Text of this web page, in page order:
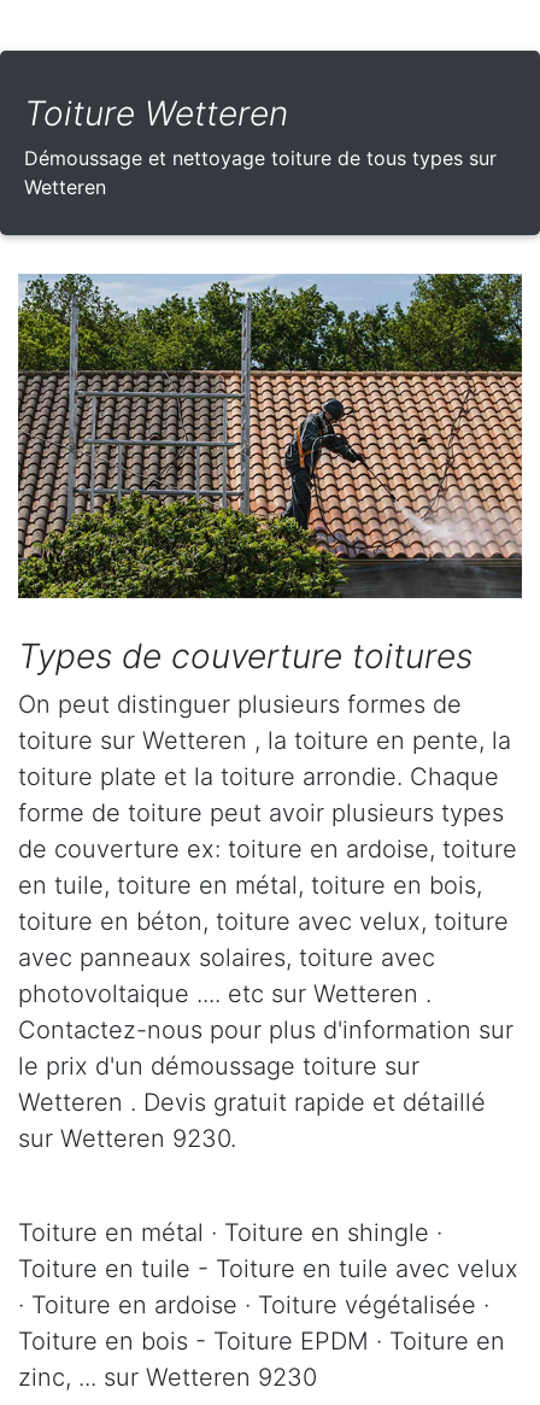
Toiture Wetteren
Démoussage et nettoyage toiture de tous types sur
Wetteren
Types de couverture toitures
On peut distinguer plusieurs formes de
toiture sur Wetteren , la toiture en pente, la
toiture plate et la toiture arrondie. Chaque
forme de toiture peut avoir plusieurs types
de couverture ex: toiture en ardoise, toiture
en tuile, toiture en métal, toiture en bois,
toiture en béton, toiture avec velux, toiture
avec panneaux solaires, toiture avec
photovoltaique .... etc sur Wetteren .
Contactez-nous pour plus d'information sur
le prix d'un démoussage toiture sur
Wetteren . Devis gratuit rapide et détaillé
sur Wetteren 9230.
Toiture en métal · Toiture en shingle ·
Toiture en tuile - Toiture en tuile avec velux
· Toiture en ardoise · Toiture végétalisée ·
Toiture en bois - Toiture EPDM · Toiture en
zinc, ... sur Wetteren 9230